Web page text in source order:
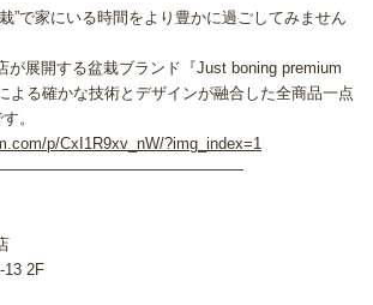
”で家にいる時間をより豊かに過ごしてみません
が展開する盆栽ブランド『Just boning premium
よる確かな技術とデザインが融合した全商品一点
。
p/CxI1R9xv_nW/?img_index=1
13 2F